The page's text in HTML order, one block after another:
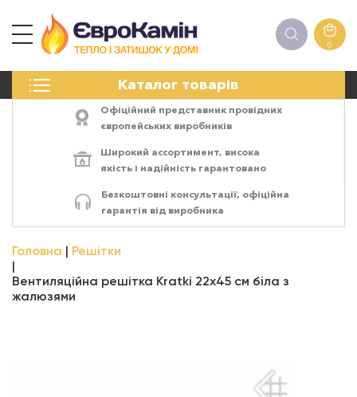
0
Каталог товарів
ПЕЧІ
ЕЛЕКТРОКАМІНИ
АКСЕСУАРИ
Офіційний представник провідних
європейських виробників
Широкий ассортимент, висока
якість і надійність гарантовано
Безкоштовні консультації, офіційна
гарантія від виробника
Головна Решітки
Вентиляційна решітка Kratki 22х45 см біла з
жалюзями